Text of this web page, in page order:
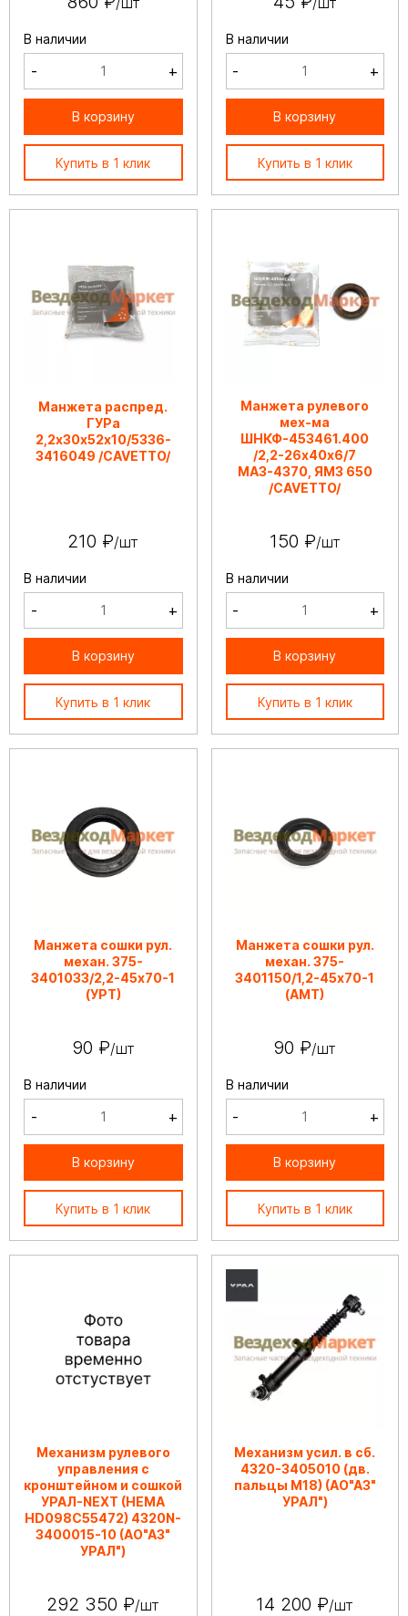
В наличии
- +
В корзину
Купить в 1 клик
В наличии
- +
В корзину
Купить в 1 клик
Манжета распред.
ГУРа
2,2х30х52х10/5336-
3416049 /CAVETTO/
210 ₽/шт
В наличии
- +
В корзину
Купить в 1 клик
Манжета рулевого
мех-ма
ШНКФ-453461.400
/2,2-26х40х6/7
МАЗ-4370, ЯМЗ 650
/CAVETTO/
150 ₽/шт
В наличии
- +
В корзину
Купить в 1 клик
Манжета сошки рул.
механ. 375-
3401033/2,2-45х70-1
(УРТ)
90 ₽/шт
В наличии
- +
В корзину
Купить в 1 клик
Манжета сошки рул.
механ. 375-
3401150/1,2-45х70-1
(АМТ)
90 ₽/шт
В наличии
- +
В корзину
Купить в 1 клик
Механизм рулевого
управления с
кронштейном и сошкой
УРАЛ-NEXT (HEMA
HD098C55472) 4320N-
3400015-10 (АО"АЗ"
УРАЛ")
292 350 ₽/шт
Механизм усил. в сб.
4320-3405010 (дв.
пальцы М18) (АО"АЗ"
УРАЛ")
14 200 ₽/шт